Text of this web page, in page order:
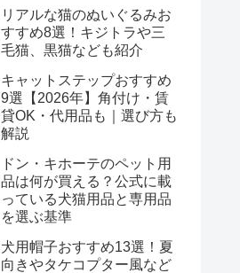
リアルな猫のぬいぐるみお
すすめ8選！キジトラや三
毛猫、黒猫なども紹介
キャットステップおすすめ
9選【2026年】角付け・賃
貸OK・代用品も｜選び方も
解説
ドン・キホーテのペット用
品は何が買える？公式に載
っている犬猫用品と専用品
を選ぶ基準
犬用帽子おすすめ13選！夏
向きやタケコプター風など